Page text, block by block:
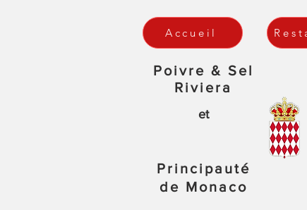
Accueil
Poivre & Sel
Riviera
et
Principauté
de Monaco